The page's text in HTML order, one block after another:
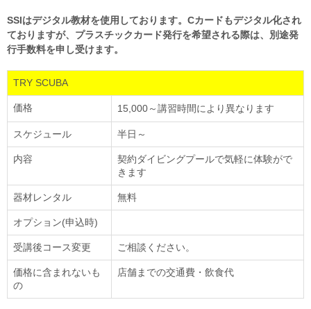
SSIはデジタル教材を使用しております。Cカードもデジタル化され
ておりますが、プラスチックカード発行を希望される際は、別途発
行手数料を申し受けます。
TRY SCUBA
価格 15,000～講習時間により異なります
スケジュール 半日～
内容
契約ダイビングプールで気軽に体験がで
きます
器材レンタル 無料
オプション(申込時)
受講後コース変更 ご相談ください。
価格に含まれないも
の
店舗までの交通費・飲食代